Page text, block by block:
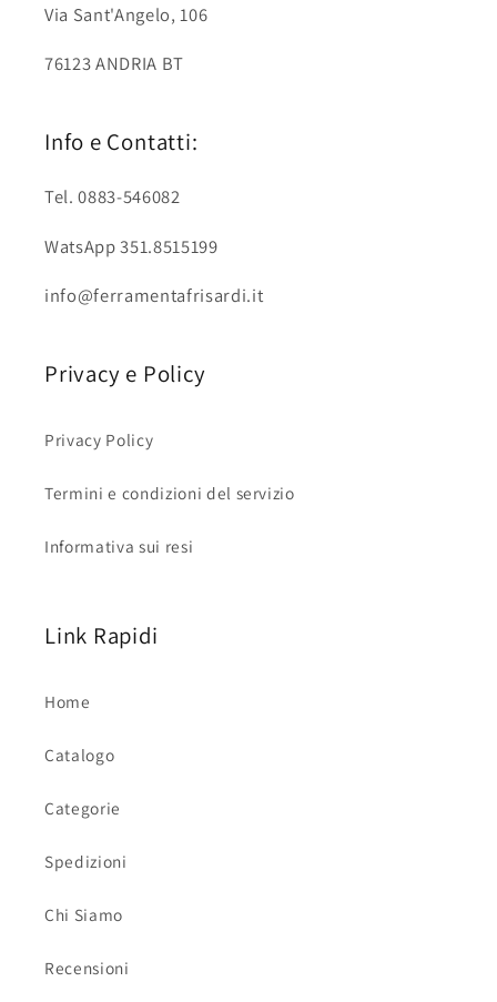
Via Sant'Angelo, 106
76123 ANDRIA BT
Info e Contatti:
Tel. 0883-546082
WatsApp 351.8515199
info@ferramentafrisardi.it
Privacy e Policy
Privacy Policy
Termini e condizioni del servizio
Informativa sui resi
Link Rapidi
Home
Catalogo
Categorie
Spedizioni
Chi Siamo
Recensioni